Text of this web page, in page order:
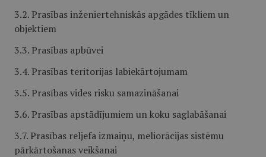
3.2. Prasības inženiertehniskās apgādes tīkliem un
objektiem
3.3. Prasības apbūvei
3.4. Prasības teritorijas labiekārtojumam
3.5. Prasības vides risku samazināšanai
3.6. Prasības apstādījumiem un koku saglabāšanai
3.7. Prasības reljefa izmaiņu, meliorācijas sistēmu
pārkārtošanas veikšanai